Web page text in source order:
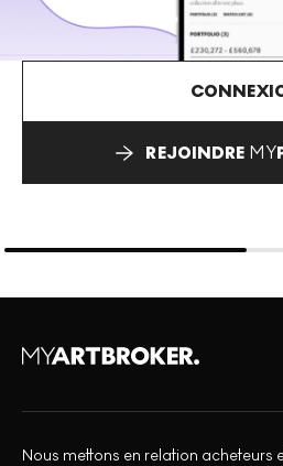
REJOINDRE MY
Nous mettons en relation acheteurs